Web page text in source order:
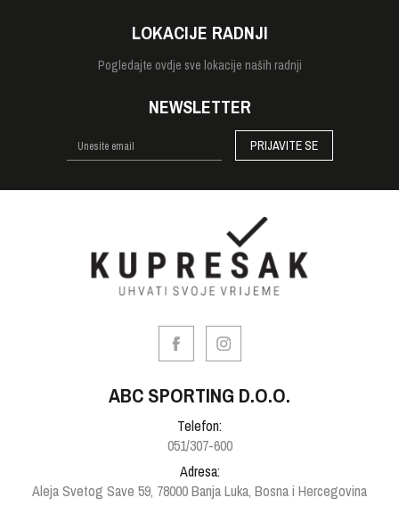
LOKACIJE RADNJI
Pogledajte ovdje sve lokacije naših radnji
NEWSLETTER
PRIJAVITE SE
ABC SPORTING D.O.O.
Telefon:
051/307-600
Adresa:
Aleja Svetog Save 59, 78000 Banja Luka, Bosna i Hercegovina